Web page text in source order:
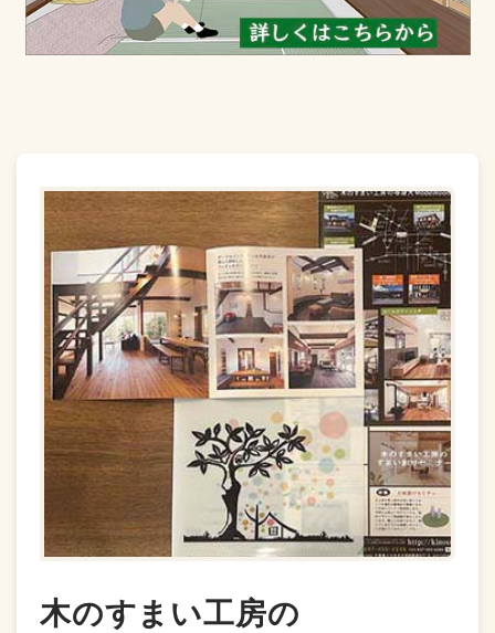
木のすまい工房の